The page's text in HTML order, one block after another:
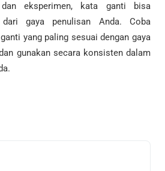
eksperimen, kata ganti bisa
gaya penulisan Anda. Coba
yang paling sesuai dengan gaya
gunakan secara konsisten dalam